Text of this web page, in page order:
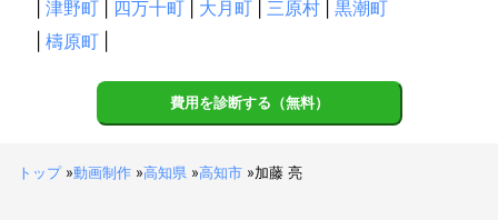
津野町 四万十町 大月町 三原村
黒潮町
檮原町
費用を診断する（無料）
トップ»動画制作 »高知県 »高知市 »加藤 亮